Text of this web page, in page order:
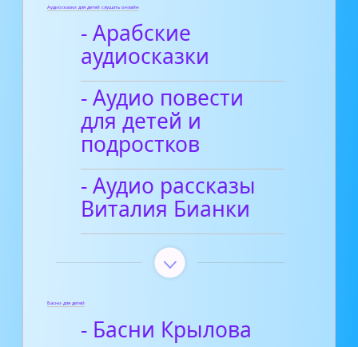
Аудиосказки для детей слушать онлайн
- Арабские
аудиосказки
- Аудио повести
для детей и
подростков
- Аудио рассказы
Виталия Бианки
Басни для детей
- Басни Крылова